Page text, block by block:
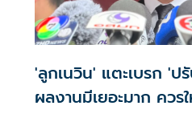
'ลูกเนวิน' แตะเบรก 'ป
ผลงานมีเยอะมาก ควร